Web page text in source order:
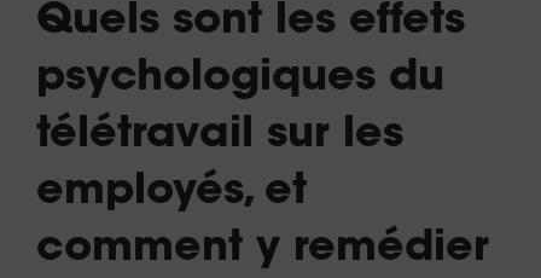
Quels sont les effets
psychologiques du
télétravail sur les
employés, et
comment y remédier